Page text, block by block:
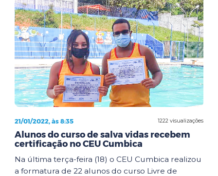
1222 visualizações
21/01/2022, às 8:35
Alunos do curso de salva vidas recebem
certificação no CEU Cumbica
Na última terça-feira (18) o CEU Cumbica realizou
a formatura de 22 alunos do curso Livre de